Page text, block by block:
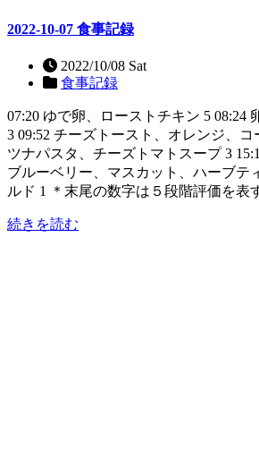
2022-10-07 食事記録
2022/10/08 Sat
食事記録
07:20 ゆで卵、ローストチキン 5 08:24
3 09:52 チーズトースト、オレンジ、コ
ツナパスタ、チーズトマトスープ 3
ブルーベリー、マスカット、ハーブテ
ルド 1 ＊末尾の数字は５段階評価を表
続きを読む